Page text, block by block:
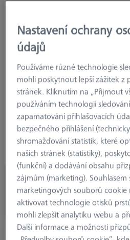
kulička
délka
materiál snímače
Ruby
Stylus Tip
Shaft Material
Connection Type
M5
Measuring Length
2. Measuring Length (MLE)
3. Measuring Length (MLF)
3.58
€ 251.05
bez DPH
Brzy k dispozici
Snímač ve tvaru T M5, DK2,5
Nastavení ochrany
údajů
Používáme různé technologie
mohli poskytnout lepší zážitek z
stránek. Kliknutím na „Přijmout
používáním technologií
zapamatování přihlašovacích
bezpečného přihlášení
shromažďování statistik, které
našich stránek (statistiky),
(funkční) a dodávání obsahu
zájmům (marketing). Souhlasem
marketingových souborů
aktivovat technologie otisků
mohli zlepšit analytiku webu a
Další informace a možnosti